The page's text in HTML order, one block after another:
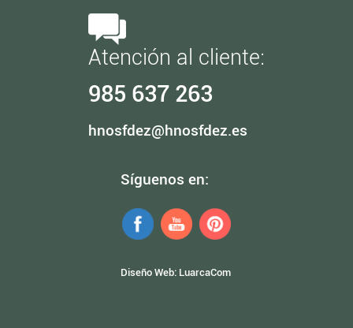
Atención al cliente:
985 637 263
hnosfdez@hnosfdez.es
Síguenos en:
Diseño Web: LuarcaCom